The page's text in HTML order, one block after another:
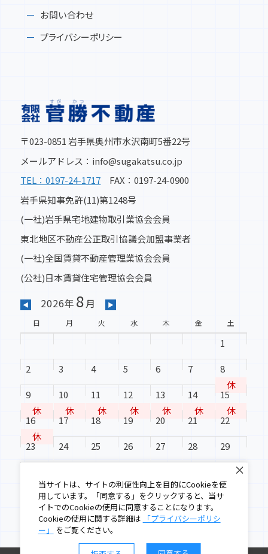
お問い合わせ
プライバシーポリシー
〒023-0851 岩手県奥州市水沢南町5番22号
メールアドレス：info@sugakatsu.co.jp
TEL：0197-24-1717 FAX：0197-24-0900
岩手県知事免許(11)第1248号
(一社)岩手県宅地建物取引業協会会員
東北地区不動産公正取引協議会加盟事業者
(一社)全国賃貸不動産管理業協会会員
(公社)日本賃貸住宅管理協会会員
◀ 2026年 8月 ▶
日 月 火 水 木 金 土
1
2 3 4 5 6 7
8
休
9
休
10
休
11
休
12
休
13
休
14
休
15
休
16
休
17 18 19 20 21 22
23 24 25 26 27 28 29
当サイトは、サイトの利便性向上を目的にCookieを使
用しています。「同意する」をクリックすると、当サ
イトでのCookieの使用に同意することになります。
Cookieの使用に関する詳細は
「プライバシーポリシ
ー」
をご覧ください。